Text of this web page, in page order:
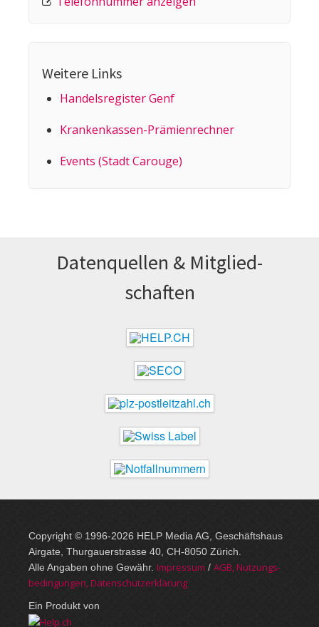
Weitere Links
Handelsregister Genf
Kranken­kassen-Prämien­rechner
Events (Stadt Carouge)
Datenquellen & Mitglied­
schaften
Copyright © 1996-2026 HELP Media AG, Geschäftshaus
Airgate, Thurgauer­strasse 40, CH-8050 Zürich.
Alle Angaben ohne Gewähr. Im­pres­sum / AGB, Nut­zungs­
bedin­gungen, Daten­schutz­er­klärung
Ein Produkt von